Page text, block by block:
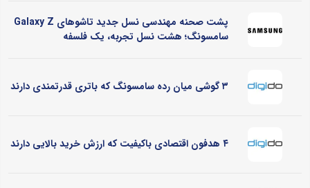
پشت صحنه مهندسی نسل جدید تاشوهای Galaxy Z
سامسونگ؛ هشت نسل تجربه، یک فلسفه
۳ گوشی میان رده سامسونگ که باتری قدرتمندی دارند
۴ هدفون اقتصادی باکیفیت که ارزش خرید بالایی دارند